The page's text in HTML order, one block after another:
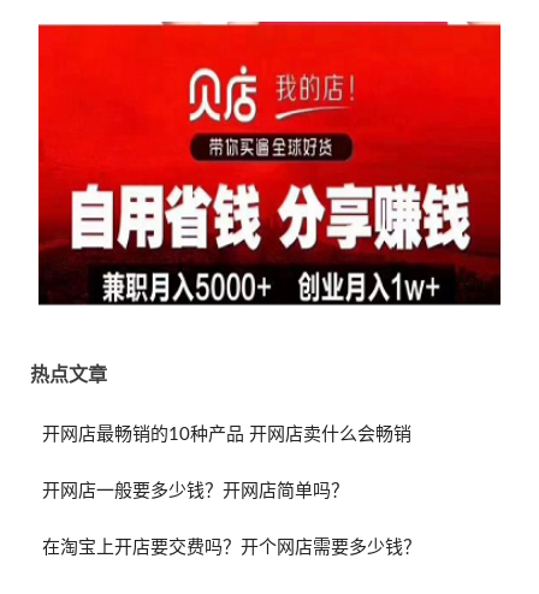
热点文章
开网店最畅销的10种产品 开网店卖什么会畅销
开网店一般要多少钱？开网店简单吗？
在淘宝上开店要交费吗？开个网店需要多少钱？